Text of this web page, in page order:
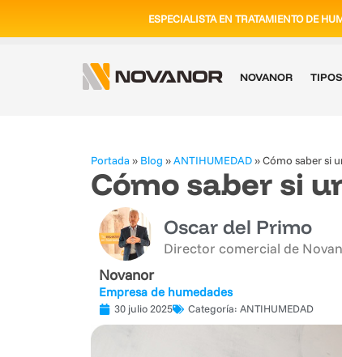
ESPECIALISTA EN TRATAMIENTO DE
NOVANOR
Portada » Blog »ANTIHUMEDAD»Cómo saber si
Cómo saber si
Oscar del Primo
Director comercial de
Novanor
Empresa de humedades
30 julio 2025 Categoría: ANTIHUMEDAD